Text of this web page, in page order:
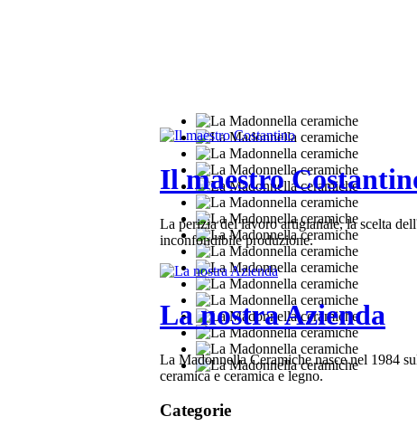
Il maestro
La perizia del lavoro artigianale, la scelta
inconfondibile produzione.
La nostra Azienda
La Madonnella Ceramiche nasce nel 1984
ceramica e ceramica e legno.
Categorie